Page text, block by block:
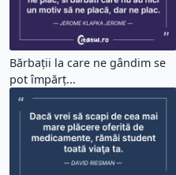
Bărbații la care ne gândim se
pot împărț...